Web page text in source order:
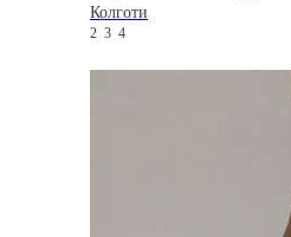
Колготи
2 3 4